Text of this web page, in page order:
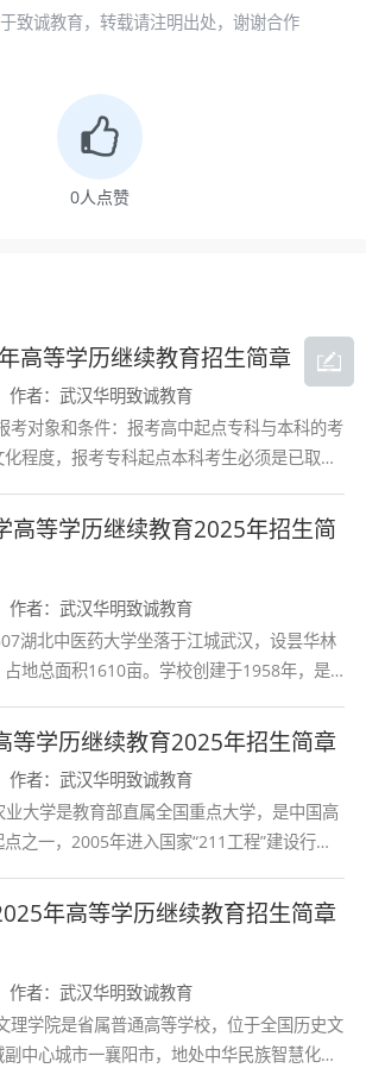
按通知到指定地点核验材料
10月全国成人高考（符合免试
免试入学）。
线上作业+定期直播答疑+期末
班主任一对一指导，解决学习
过毕业审核，颁发黄冈师范
等教育毕业证书（学信网可
条件者，可申请学士学位证
公、考研、职称评定、积分
致诚教育，转载请注明出处，谢谢合作
0人点赞
高等学历继续教育招生简章
作者：武汉华明致诚教育
考对象和条件：报考高中起点专科与本科的考
程度，报考专科起点本科考生必须是已取得
证书的人
高等学历继续教育2025年招生简
作者：武汉华明致诚教育
湖北中医药大学坐落于江城武汉，设昙华林
地总面积1610亩。学校创建于1958年，是
究等学历继续教育2025年招生简章
作者：武汉华明致诚教育
业大学是教育部直属全国重点大学，是中国高
之一，2005年进入国家“211工程”建设行
年高等学历继续教育招生简章
作者：武汉华明致诚教育
中心城市一襄阳市，地处中华民族智慧化身